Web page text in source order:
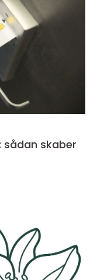
sådan skaber